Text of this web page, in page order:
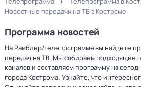
Новостные передачи на ТВ в Костроме
Программа новостей
На Рамблер/телепрограмме вы найдете
передач на ТВ. Мы собираем подходящие
каналов и составляем программу на
города Кострома. Узнайте, что